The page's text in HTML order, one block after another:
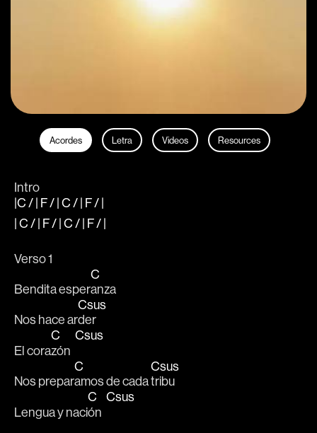
Acordes Letra Videos Resources
Intro
|C / | F / | C / | F / |
| C / | F / | C / | F / |
Verso 1
Bendita esper
C
anza
Nos hace ar
Csus
der
El cora
C
zón
Csus
Nos prepar
C
amos de cada
Csus
tribu
Lengua y naci
C
ón
Csus